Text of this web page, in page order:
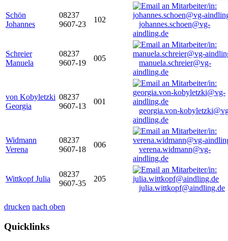
Schön
Johannes
08237
9607-23
102
johannes.schoen@vg-
aindling.de
Schreier
Manuela
08237
9607-19
005
manuela.schreier@vg-
aindling.de
von Kobyletzki
Georgia
08237
9607-13
001
georgia.von-
aindling.de
Widmann
Verena
08237
9607-18
006
verena.widmann@vg-
aindling.de
Wittkopf Julia
08237
9607-35
205
julia.wittkopf@aindling.de
drucken nach oben
Quicklinks